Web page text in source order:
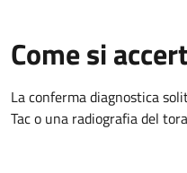
Come si
La conferma diagnostica
Tac o una radiografia del